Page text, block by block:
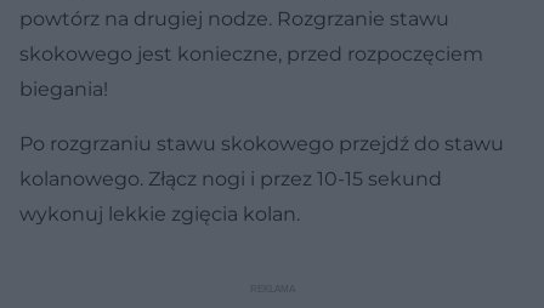
powtórz na drugiej nodze. Rozgrzanie stawu
skokowego jest konieczne, przed rozpoczęciem
biegania!
Po rozgrzaniu stawu skokowego przejdź do stawu
kolanowego. Złącz nogi i przez 10-15 sekund
wykonuj lekkie zgięcia kolan.